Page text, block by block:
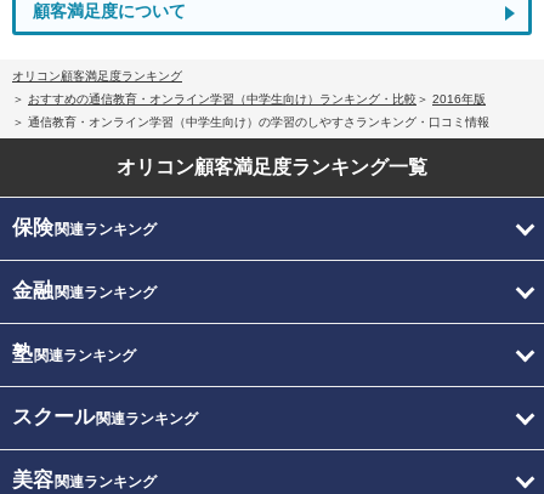
顧客満足度について
オリコン顧客満足度ランキング
おすすめの通信教育・オンライン学習（中学生向け）ランキング・比較
2016年版
通信教育・オンライン学習（中学生向け）の学習のしやすさランキング・口コミ情報
オリコン顧客満足度ランキング一覧
保険関連ランキング
金融関連ランキング
塾関連ランキング
スクール関連ランキング
美容関連ランキング